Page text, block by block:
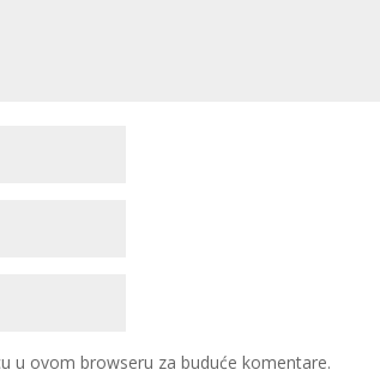
u ovom browseru za buduće komentare.